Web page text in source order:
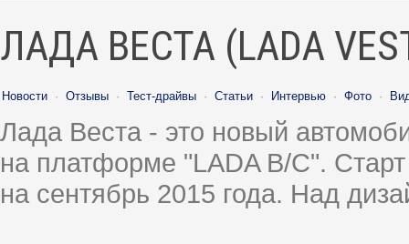
ЛАДА ВЕСТА (LADA
Новости · Отзывы · Тест-драйвы · Статьи · Интервью · Фото ·
Лада Веста - это новый
на платформе "LADA B/C".
на сентябрь 2015 года. Над